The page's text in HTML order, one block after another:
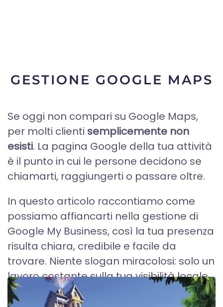
GESTIONE GOOGLE MAPS
Se oggi non compari su Google Maps,
per molti clienti semplicemente non
esisti. La pagina Google della tua attività
è il punto in cui le persone decidono se
chiamarti, raggiungerti o passare oltre.
In questo articolo raccontiamo come
possiamo affiancarti nella gestione di
Google My Business, così la tua presenza
risulta chiara, credibile e facile da
trovare. Niente slogan miracolosi: solo un
lavoro costante sulla tua visibilità locale...